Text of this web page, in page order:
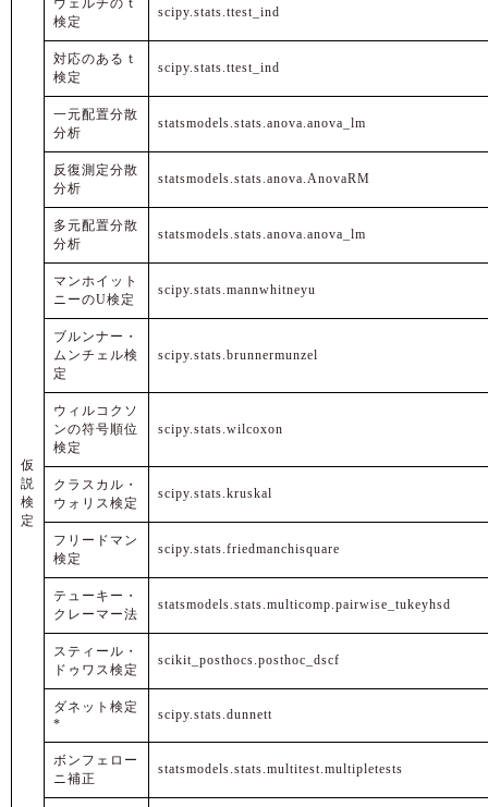
仮
説
検
定
ウェルチのｔ
検定
scipy.stats.ttest_ind
対応のあるｔ
検定
scipy.stats.ttest_ind
一元配置分散
分析
statsmodels.stats.anova.anova_lm
反復測定分散
分析
statsmodels.stats.anova.AnovaRM
多元配置分散
分析
statsmodels.stats.anova.anova_lm
マンホイット
ニーのU検定
scipy.stats.mannwhitneyu
ブルンナー・
ムンチェル検
定
scipy.stats.brunnermunzel
ウィルコクソ
ンの符号順位
検定
scipy.stats.wilcoxon
クラスカル・
ウォリス検定
scipy.stats.kruskal
フリードマン
検定
scipy.stats.friedmanchisquare
テューキー・
クレーマー法
statsmodels.stats.multicomp.pairwise_tukeyhsd
スティール・
ドゥワス検定
scikit_posthocs.posthoc_dscf
ダネット検定
*
scipy.stats.dunnett
ボンフェロー
ニ補正
statsmodels.stats.multitest.multipletests